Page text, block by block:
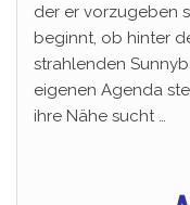
der er vorzugeben
beginnt, ob hinter
strahlenden
eigenen Agenda
ihre Nähe sucht …